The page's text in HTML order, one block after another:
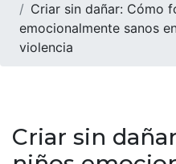
Criar sin dañar: Cómo
emocionalmente sanos
violencia
Criar sin